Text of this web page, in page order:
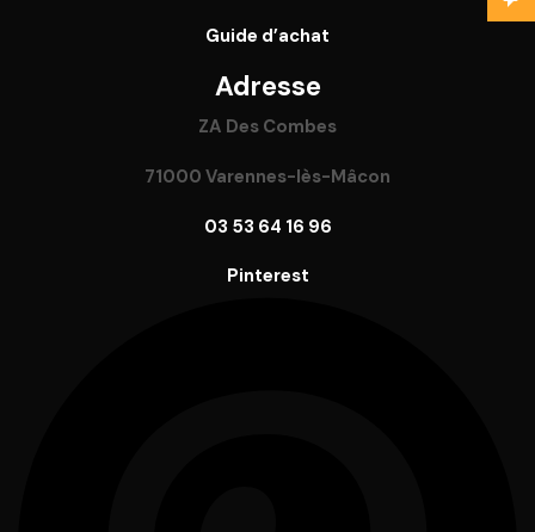
Guide d’achat
Adresse
ZA Des Combes
71000 Varennes-lès-Mâcon
03 53 64 16 96
Pinterest